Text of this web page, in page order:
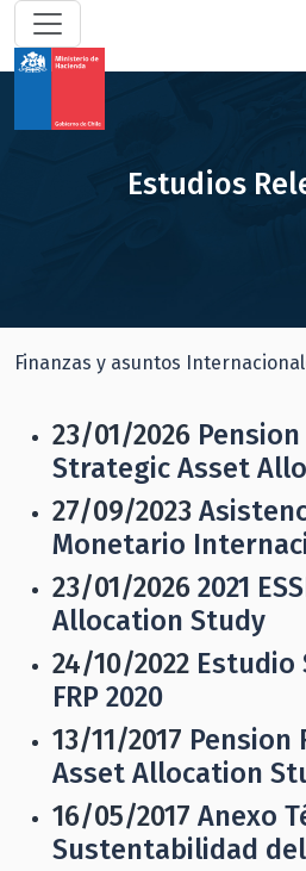
Estudios
Finanzas y asuntos
23/01/2026
Strategic Asset
27/09/2023
Monetario
23/01/2026 2021
Allocation Study
24/10/2022 Estudio
FRP 2020
13/11/2017 Pension
Asset Allocation
16/05/2017 Anexo
Sustentabilidad del